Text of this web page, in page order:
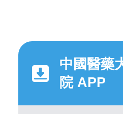
中國醫藥
院 APP